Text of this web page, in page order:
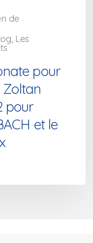
de
, Les
pour
Zoltan
pour
et le